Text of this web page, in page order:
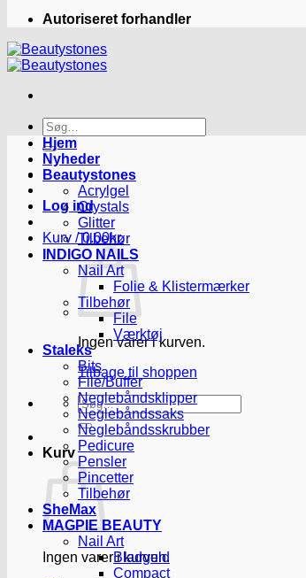
Autoriseret forhandler
Søg
efter:
Log ind
Kurv /0.00kr.
Ingen varer i kurven.
Tilbage til shoppen
Søg
efter:
Kurv
Ingen varer i kurven.
Hjem
Nyheder
Beautystones
Acrylgel
Crystals
Glitter
Tilbehør
INDIGO NAILS
Nail Art
Folie & Klistermærker
Tilbehør
File
Værktøj
Staleks
Bits
File/Buffer
Neglebåndsklipper
Neglebåndssaks
Neglebåndsskrubber
Pedicure
Pensler
Pincetter
Tilbehør
SheMax
MAGPIE BEAUTY
Nail Art
Bladguld
Compact